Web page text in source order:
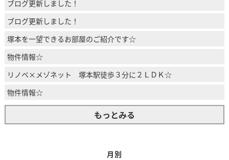
ブログ更新しました！
ブログ更新しました！
塚本を一望できるお部屋のご紹介です☆
物件情報☆
リノベ×メゾネット 塚本駅徒歩３分に２ＬＤＫ☆
物件情報☆
もっとみる
月別